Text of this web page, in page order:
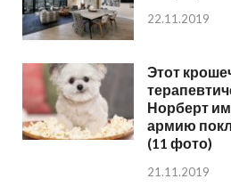
22.11.2019
Этот
Норберт
армию
(11 фото)
21.11.2019